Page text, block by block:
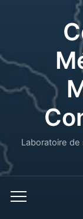
Laboratoire de